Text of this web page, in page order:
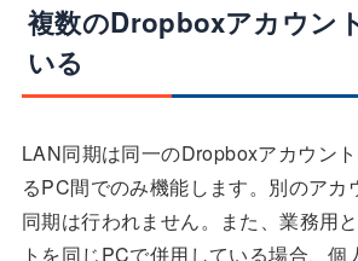
複数のDropboxアカウン
いる
LAN同期は同一のDropboxアカウン
るPC間でのみ機能します。別のアカ
同期は行われません。また、業務用
トを同じPCで併用している場合、個